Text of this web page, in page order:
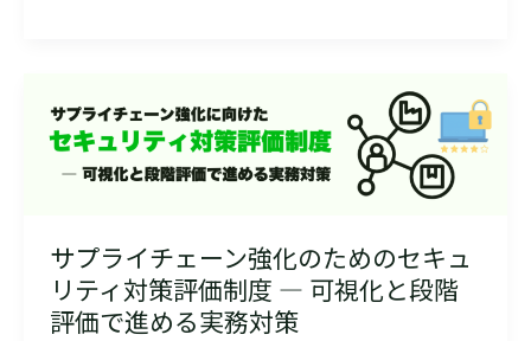
サプライチェーン強化のためのセキュ
リティ対策評価制度 ― 可視化と段階
評価で進める実務対策